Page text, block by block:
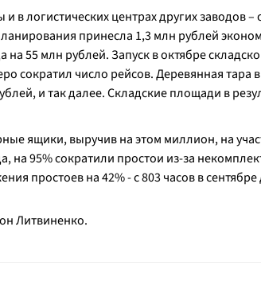
логистических центрах других заводов –
принесла 1,3 млн рублей
на 55 млн рублей. Запуск в октябре
сократил число рейсов. Деревянная тара
и так далее. Складские площади в
ящики, выручив на этом миллион, на
на 95% сократили простои из-за
простоев на 42% - с 803 часов в сентябре
Литвиненко.